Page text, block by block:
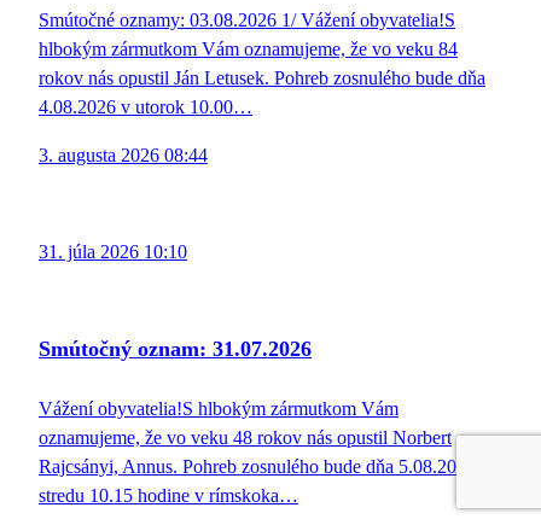
Smútočné oznamy: 03.08.2026 1/ Vážení obyvatelia!S
hlbokým zármutkom Vám oznamujeme, že vo veku 84
rokov nás opustil Ján Letusek. Pohreb zosnulého bude dňa
4.08.2026 v utorok 10.00…
3. augusta 2026 08:44
31. júla 2026 10:10
Smútočný oznam: 31.07.2026
Vážení obyvatelia!S hlbokým zármutkom Vám
oznamujeme, že vo veku 48 rokov nás opustil Norbert
Rajcsányi, Annus. Pohreb zosnulého bude dňa 5.08.2026 v
stredu 10.15 hodine v rímskoka…